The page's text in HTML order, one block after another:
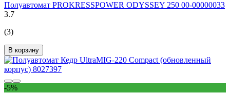
Полуавтомат PROKRESSPOWER ODYSSEY 250 00-00000033
3.7
(3)
В корзину
-5%